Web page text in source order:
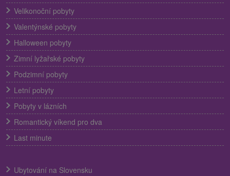
Velikonoční pobyty
Valentýnské pobyty
Halloween pobyty
Zimní lyžařské pobyty
Podzimní pobyty
Letní pobyty
Pobyty v lázních
Romantický víkend pro dva
Last minute
Ubytování na Slovensku